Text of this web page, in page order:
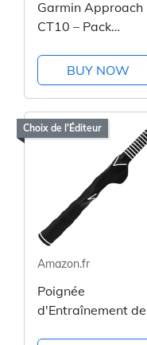
Garmin Approach
CT10 – Pack
BUY NOW
Choix de l'Éditeur
Amazon.fr
Poignée
d'Entraînement de